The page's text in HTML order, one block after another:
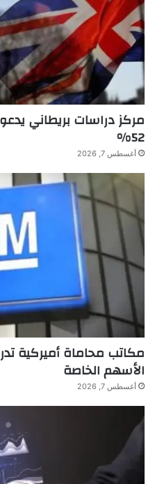
مركز دراسات بريطاني
52%
أغسطس 7, 2026
مكاتب محاماة أميركية
الأسهم الخاصة
أغسطس 7, 2026